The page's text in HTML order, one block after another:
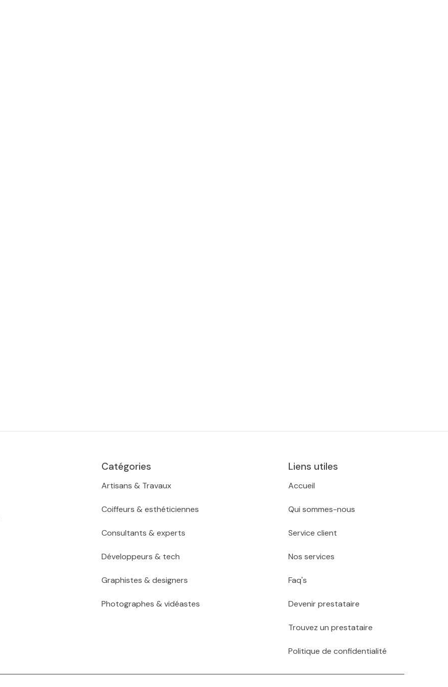
Catégories
Artisans & Travaux
Coiffeurs & esthéticiennes
Consultants & experts
Développeurs & tech
Graphistes & designers
Photographes & vidéastes
Liens utiles
Accueil
Qui sommes-nous
Service client
Nos services
Faq's
Devenir prestataire
Trouvez un prestataire
Politique de confidentialité